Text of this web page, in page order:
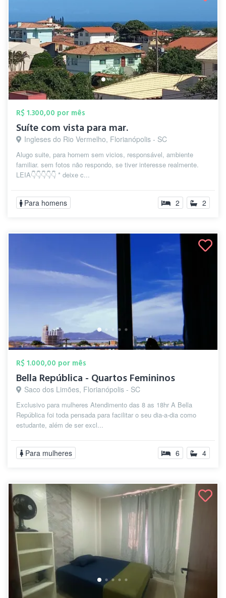
R$ 1.300,00 por mês
Suíte com vista para mar.
Ingleses do Rio Vermelho, Florianópolis - SC
Alugo suite, para homem sem vicios, responsável, ambiente
familiar. sem fotos não respondo, se tiver interesse realmente.
LEIA👇👇👇👇👇 * deixe c...
Para homens 2 2
R$ 1.000,00 por mês
Bella República - Quartos Femininos
Saco dos Limões, Florianópolis - SC
Exclusivo para mulheres Atendimento das 8 as 18hr A Bella
República foi toda pensada para facilitar o seu dia-a-dia como
estudante, além de ser excl...
Para mulheres 6 4